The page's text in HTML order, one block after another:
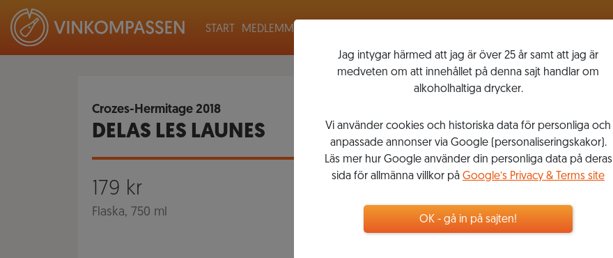
START MEDLEMMAR
Crozes-Hermitage 2018
DELAS LES LAUNES
179 kr
Flaska, 750 ml
Jag intygar härmed att jag är över 25 år samt att jag är
medveten om att innehållet på denna sajt handlar om
alkoholhaltiga drycker.
Vi använder cookies och historiska data för personliga och
anpassade annonser via Google (personaliseringskakor).
Läs mer hur Google använder din personliga data på deras
sida för allmänna villkor på Google’s Privacy & Terms site
OK - gå in på sajten!